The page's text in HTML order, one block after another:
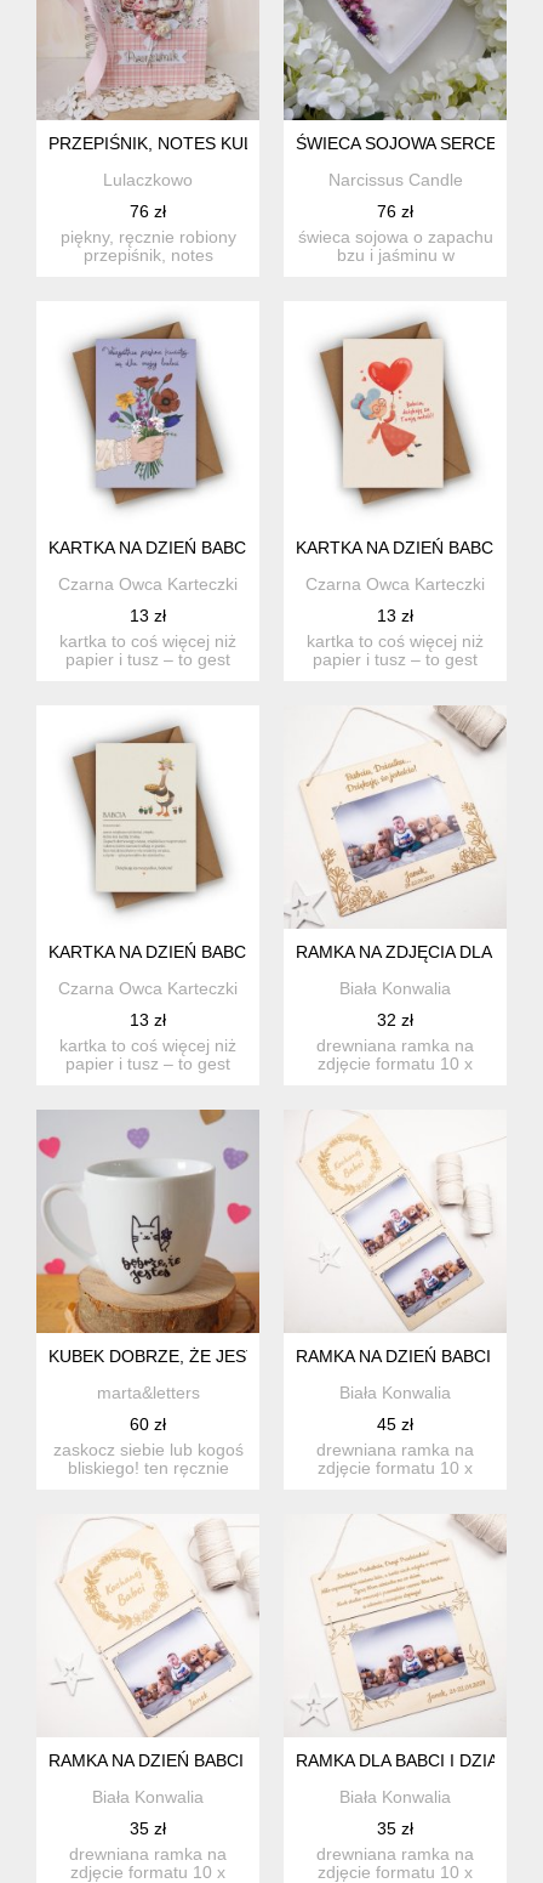
PRZEPIŚNIK, NOTES KULINARNY, PREZENT NA DZIEŃ
Lulaczkowo
76 zł
piękny, ręcznie robiony
przepiśnik, notes
ŚWIECA SOJOWA SERCE
Narcissus Candle
76 zł
świeca sojowa o zapachu
bzu i jaśminu w
KARTKA NA DZIEŃ BABCI- WSZYSTKIE PIĘKNE KWIATY SĄ
Czarna Owca Karteczki
13 zł
kartka to coś więcej niż
papier i tusz – to gest
KARTKA NA DZIEŃ BABCI-
Czarna Owca Karteczki
13 zł
kartka to coś więcej niż
papier i tusz – to gest
KARTKA NA DZIEŃ BABCI-BABCIA
Czarna Owca Karteczki
13 zł
kartka to coś więcej niż
papier i tusz – to gest
RAMKA NA ZDJĘCIA DLA
Biała Konwalia
32 zł
drewniana ramka na
zdjęcie formatu 10 x
KUBEK DOBRZE, ŻE JESTEŚ
marta&letters
60 zł
zaskocz siebie lub kogoś
bliskiego! ten ręcznie
RAMKA NA DZIEŃ BABCI I
Biała Konwalia
45 zł
drewniana ramka na
zdjęcie formatu 10 x
RAMKA NA DZIEŃ BABCI I DZIADKA NA 1 ZDJĘCIE
Biała Konwalia
35 zł
drewniana ramka na
zdjęcie formatu 10 x
RAMKA DLA BABCI I DZIADKA
Biała Konwalia
35 zł
drewniana ramka na
zdjęcie formatu 10 x